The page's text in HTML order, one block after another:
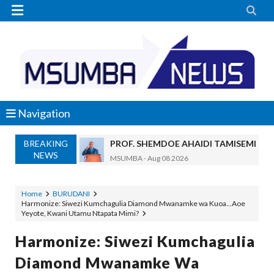
 
Navigation
BREAKING
NEWS
PROF. SHEMDOE AHAIDI TAMISEMI
MSUMBA-Aug 08 2026
MKAKATI WA SERIKALI KUONGEZA THAMANI
Alex Sonna
MRADI WA KITUO CHA KUONGEZA
MSUMBA- Aug 07 2026
NHIF: BIMA YA AFYA NI MSINGI WA MAISHA
Home
BURUDANI
Harmonize: Siwezi Kumchagulia Diamond Mwanamke wa Kuoa...Aoe
Yeyote, Kwani Utamu Ntapata Mimi?
Harmonize: Siwezi Kumchagulia
Diamond Mwanamke Wa